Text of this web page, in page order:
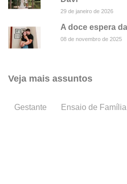
29 de janeiro de 2026
A doce espera
08 de novembro de 2025
Veja mais assuntos
Gestante Ensaio de Família